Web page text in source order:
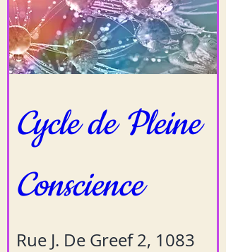
Cycle de Pleine
Conscience
Rue J. De Greef 2, 1083